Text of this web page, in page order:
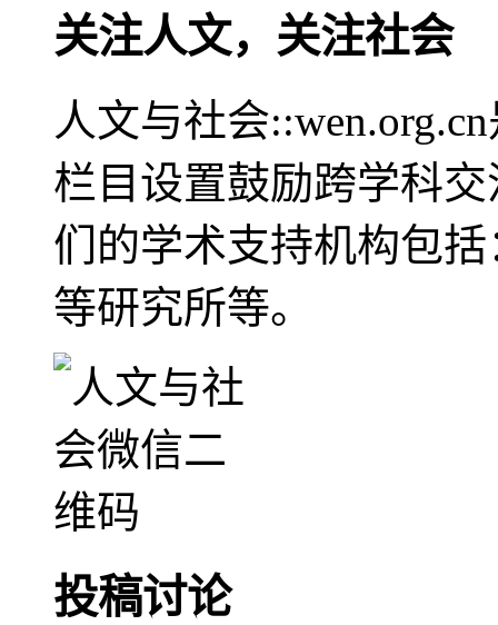
关注人文，关注社会
人文与社会
栏目设置鼓励跨学科
们的学术支持机构包
等研究所等。
投稿讨论